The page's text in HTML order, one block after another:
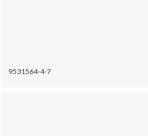
9531564-4-7